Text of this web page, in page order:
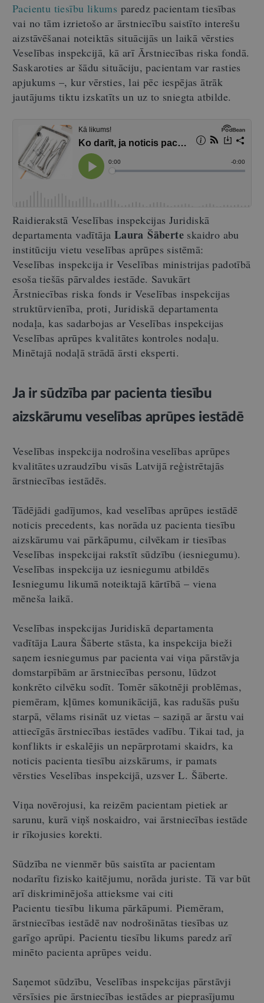
Pacientu tiesību likums paredz pacientam tiesības
vai no tām izrietošo ar ārstniecību saistīto interešu
aizstāvēšanai noteiktās situācijās un laikā vērsties
Veselības inspekcijā, kā arī Ārstniecības riska fondā.
Saskaroties ar šādu situāciju, pacientam var rasties
apjukums –, kur vērsties, lai pēc iespējas ātrāk
jautājums tiktu izskatīts un uz to sniegta atbilde.
Raidierakstā Veselības inspekcijas Juridiskā
departamenta vadītāja Laura Šāberte skaidro abu
institūciju vietu veselības aprūpes sistēmā:
Veselības inspekcija ir Veselības ministrijas padotībā
esoša tiešās pārvaldes iestāde. Savukārt
Ārstniecības riska fonds ir Veselības inspekcijas
struktūrvienība, proti, Juridiskā departamenta
nodaļa, kas sadarbojas ar Veselības inspekcijas
Veselības aprūpes kvalitātes kontroles nodaļu.
Minētajā nodaļā strādā ārsti eksperti.
Ja ir sūdzība par pacienta tiesību
aizskārumu veselības aprūpes iestādē
Veselības inspekcija nodrošina veselības aprūpes
kvalitātes uzraudzību visās Latvijā reģistrētajās
ārstniecības iestādēs.
Tādējādi gadījumos, kad veselības aprūpes iestādē
noticis precedents, kas norāda uz pacienta tiesību
aizskārumu vai pārkāpumu, cilvēkam ir tiesības
Veselības inspekcijai rakstīt sūdzību (iesniegumu).
Veselības inspekcija uz iesniegumu atbildēs
Iesniegumu likumā noteiktajā kārtībā – viena
mēneša laikā.
Veselības inspekcijas Juridiskā departamenta
vadītāja Laura Šāberte stāsta, ka inspekcija bieži
saņem iesniegumus par pacienta vai viņa pārstāvja
domstarpībām ar ārstniecības personu, lūdzot
konkrēto cilvēku sodīt. Tomēr sākotnēji problēmas,
piemēram, kļūmes komunikācijā, kas radušās pušu
starpā, vēlams risināt uz vietas – saziņā ar ārstu vai
attiecīgās ārstniecības iestādes vadību. Tikai tad, ja
konflikts ir eskalējis un nepārprotami skaidrs, ka
noticis pacienta tiesību aizskārums, ir pamats
vērsties Veselības inspekcijā, uzsver L. Šāberte.
Viņa novērojusi, ka reizēm pacientam pietiek ar
sarunu, kurā viņš noskaidro, vai ārstniecības iestāde
ir rīkojusies korekti.
Sūdzība ne vienmēr būs saistīta ar pacientam
nodarītu fizisko kaitējumu, norāda juriste. Tā var būt
arī diskriminējoša attieksme vai citi
Pacientu tiesību likuma pārkāpumi. Piemēram,
ārstniecības iestādē nav nodrošinātas tiesības uz
garīgo aprūpi. Pacientu tiesību likums paredz arī
minēto pacienta aprūpes veidu.
Saņemot sūdzību, Veselības inspekcijas pārstāvji
vērsīsies pie ārstniecības iestādes ar pieprasījumu